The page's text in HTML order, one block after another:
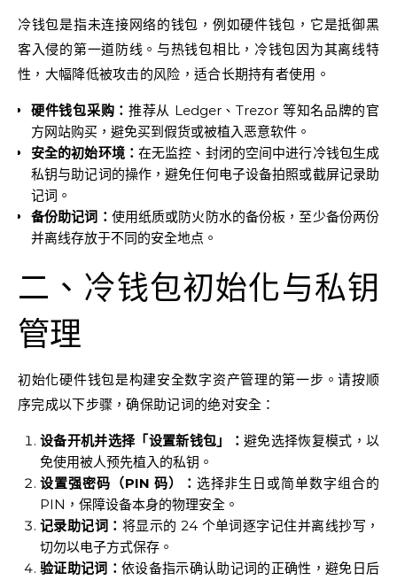
冷钱包是指未连接网络的钱包，例如硬件钱包，它是抵御黑
客入侵的第一道防线。与热钱包相比，冷钱包因为其离线特
性，大幅降低被攻击的风险，适合长期持有者使用。
硬件钱包采购： 推荐从 Ledger、Trezor 等知名品牌的官
方网站购买，避免买到假货或被植入恶意软件。
安全的初始环境： 在无监控、封闭的空间中进行冷钱包生成
私钥与助记词的操作，避免任何电子设备拍照或截屏记录助
记词。
备份助记词： 使用纸质或防火防水的备份板，至少备份两份
并离线存放于不同的安全地点。
二、冷钱包初始化与私钥
管理
初始化硬件钱包是构建安全数字资产管理的第一步。请按顺
序完成以下步骤，确保助记词的绝对安全：
设备开机并选择「设置新钱包」： 避免选择恢复模式，以
免使用被人预先植入的私钥。
设置强密码（PIN 码）： 选择非生日或简单数字组合的
PIN，保障设备本身的物理安全。
记录助记词： 将显示的 24 个单词逐字记住并离线抄写，
切勿以电子方式保存。
验证助记词： 依设备指示确认助记词的正确性，避免日后